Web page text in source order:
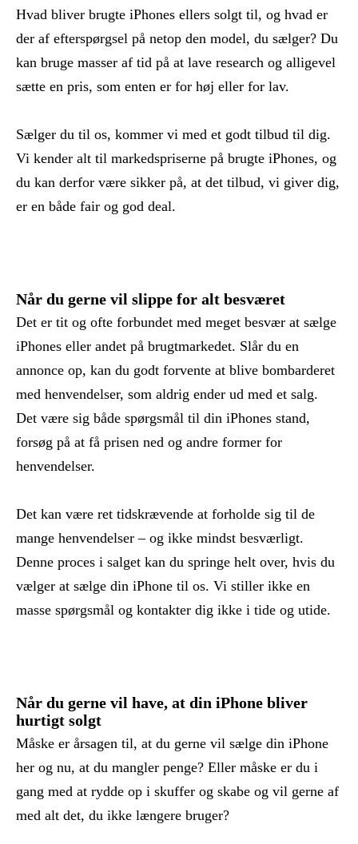
Hvad bliver brugte iPhones ellers solgt til, og hvad er
der af efterspørgsel på netop den model, du sælger? Du
kan bruge masser af tid på at lave research og alligevel
sætte en pris, som enten er for høj eller for lav.
Sælger du til os, kommer vi med et godt tilbud til dig.
Vi kender alt til markedspriserne på brugte iPhones, og
du kan derfor være sikker på, at det tilbud, vi giver dig,
er en både fair og god deal.
Når du gerne vil slippe for alt besværet
Det er tit og ofte forbundet med meget besvær at sælge
iPhones eller andet på brugtmarkedet. Slår du en
annonce op, kan du godt forvente at blive bombarderet
med henvendelser, som aldrig ender ud med et salg.
Det være sig både spørgsmål til din iPhones stand,
forsøg på at få prisen ned og andre former for
henvendelser.
Det kan være ret tidskrævende at forholde sig til de
mange henvendelser – og ikke mindst besværligt.
Denne proces i salget kan du springe helt over, hvis du
vælger at sælge din iPhone til os. Vi stiller ikke en
masse spørgsmål og kontakter dig ikke i tide og utide.
Når du gerne vil have, at din iPhone bliver
hurtigt solgt
Måske er årsagen til, at du gerne vil sælge din iPhone
her og nu, at du mangler penge? Eller måske er du i
gang med at rydde op i skuffer og skabe og vil gerne af
med alt det, du ikke længere bruger?